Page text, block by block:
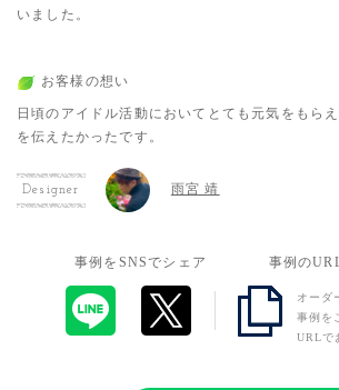
いました。
お客様の想い
日頃のアイドル活動においてとても元気をもら
を伝えたかったです。
Designer 雨宮 靖
事例をSNSでシェア 事例の
オーダ
事例を
URLで